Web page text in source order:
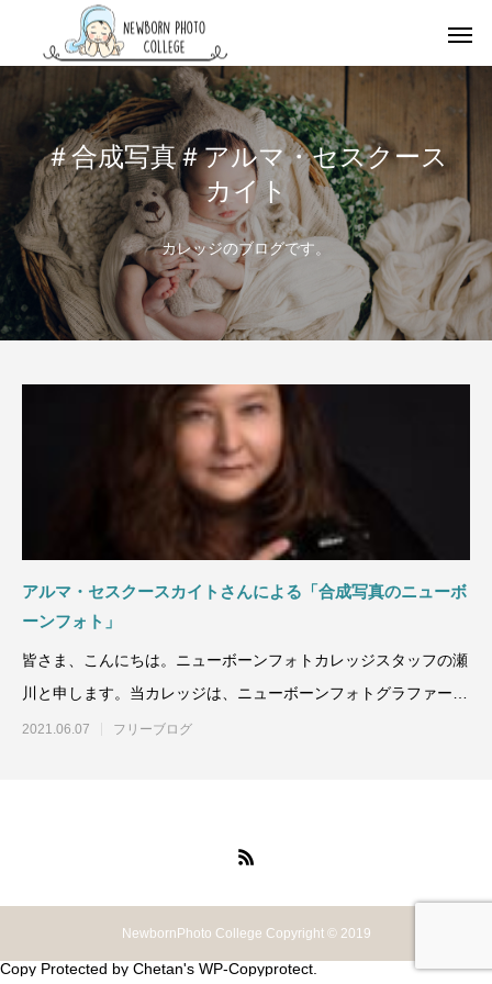
＃合成写真＃アルマ・セスクース
カイト
カレッジのブログです。
アルマ・セスクースカイトさんによる「合成写真のニューボ
ーンフォト」
皆さま、こんにちは。ニューボーンフォトカレッジスタッフの瀬
川と申します。当カレッジは、ニューボーンフォトグラファーを
目指す方向けの
2021.06.07 フリーブログ
NewbornPhoto College Copyright © 2019
Copy Protected by Chetan's WP-Copyprotect